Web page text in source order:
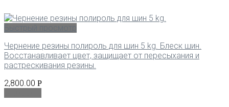
Чернение резины полироль для шин 5 kg. Блеск шин.
Восстанавливает цвет, защищает от пересыхания и
растрескивания резины.
2,800.00 Р